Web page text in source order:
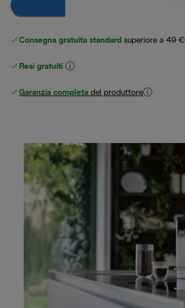
Consegna gratuita standard superiore a 49 €
Resi gratuiti
Garanzia completa del produttore